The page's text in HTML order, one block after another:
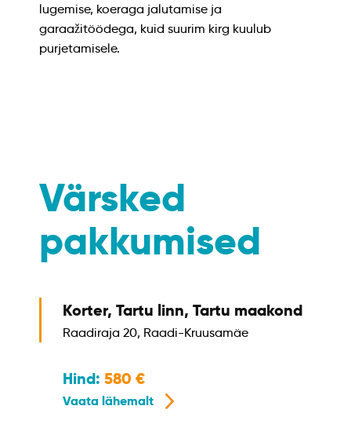
lugemise, koeraga jalutamise ja
garaažitöödega, kuid suurim kirg kuulub
purjetamisele.
Värsked
pakkumised
Korter, Tartu linn, Tartu maakond
Raadiraja 20, Raadi-Kruusamäe
Hind: 580
Vaata lähemalt